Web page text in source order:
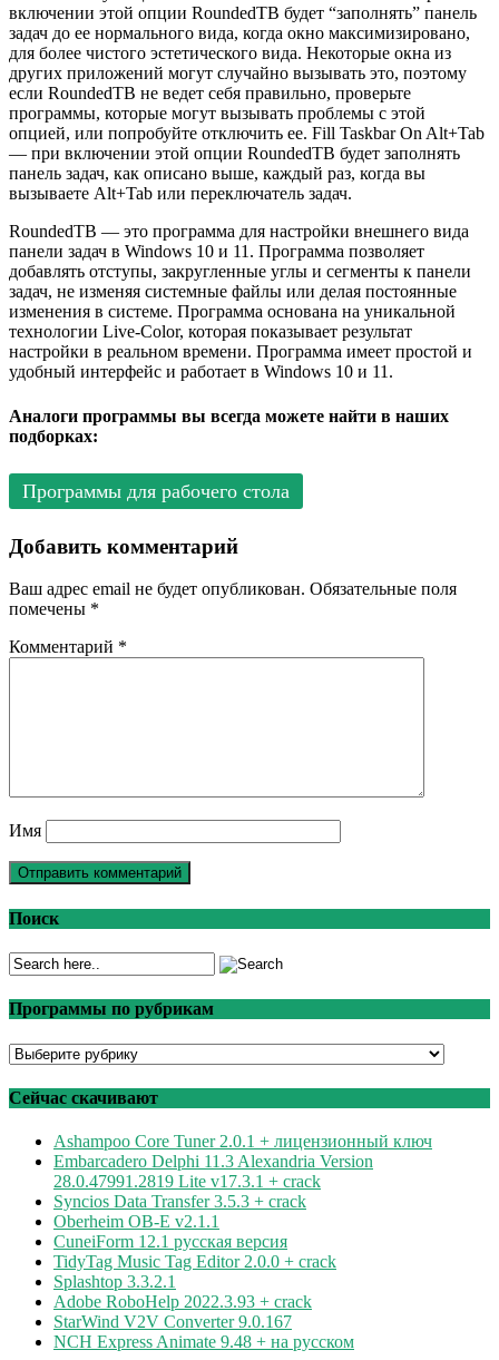
включении этой опции RoundedTB будет “заполнять” панель
задач до ее нормального вида, когда окно максимизировано,
для более чистого эстетического вида. Некоторые окна из
других приложений могут случайно вызывать это, поэтому
если RoundedTB не ведет себя правильно, проверьте
программы, которые могут вызывать проблемы с этой
опцией, или попробуйте отключить ее. Fill Taskbar On Alt+Tab
— при включении этой опции RoundedTB будет заполнять
панель задач, как описано выше, каждый раз, когда вы
вызываете Alt+Tab или переключатель задач.
RoundedTB — это программа для настройки внешнего вида
панели задач в Windows 10 и 11. Программа позволяет
добавлять отступы, закругленные углы и сегменты к панели
задач, не изменяя системные файлы или делая постоянные
изменения в системе. Программа основана на уникальной
технологии Live-Color, которая показывает результат
настройки в реальном времени. Программа имеет простой и
удобный интерфейс и работает в Windows 10 и 11.
Аналоги программы вы всегда можете найти в наших
подборках:
Программы для рабочего стола
Добавить комментарий
Ваш адрес email не будет опубликован. Обязательные поля
помечены *
Комментарий *
Имя
Поиск
Программы по рубрикам
Программы
рубрикам
Сейчас скачивают
Ashampoo Core Tuner 2.0.1 + лицензионный ключ
Embarcadero Delphi 11.3 Alexandria Version
28.0.47991.2819 Lite v17.3.1 + crack
Syncios Data Transfer 3.5.3 + crack
Oberheim OB-E v2.1.1
CuneiForm 12.1 русская версия
TidyTag Music Tag Editor 2.0.0 + crack
Splashtop 3.3.2.1
Adobe RoboHelp 2022.3.93 + crack
StarWind V2V Converter 9.0.167
NCH Express Animate 9.48 + на русском